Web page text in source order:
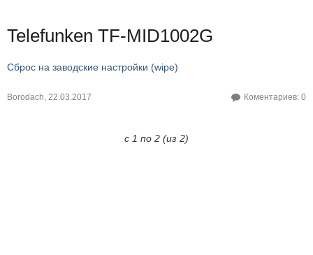
Telefunken TF-MID1002G
Сброс на заводские настройки (wipe)
Borodach, 22.03.2017 Коментариев: 0
с 1 по 2 (из 2)